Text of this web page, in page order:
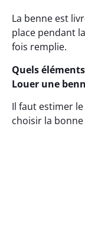
La benne est
place pendant
fois remplie.
Quels
Louer une
Il faut estimer
choisir la